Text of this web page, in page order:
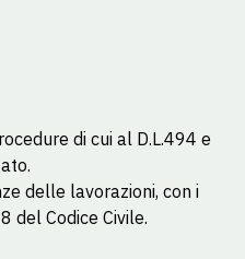
di cui al D.L.494 e
delle lavorazioni, con i
del Codice Civile.